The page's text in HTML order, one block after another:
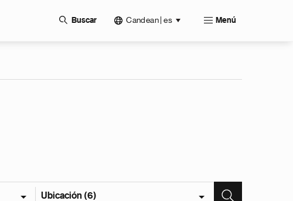
Buscar Candean | es Menú
Ubicación (6)